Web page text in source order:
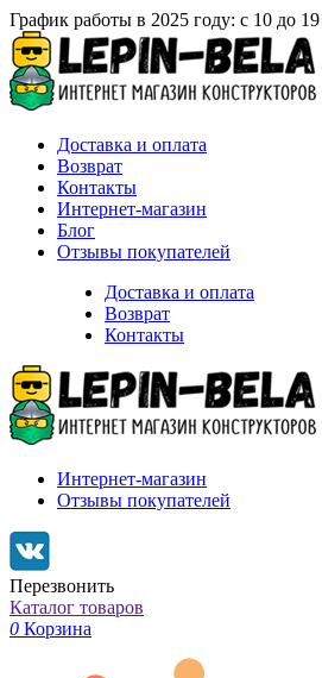
График работы в 2025 году: с 10 до 19
Доставка и оплата
Возврат
Контакты
Интернет-магазин
Блог
Отзывы покупателей
Доставка и оплата
Возврат
Контакты
Интернет-магазин
Отзывы покупателей
Перезвонить
Каталог товаров
0 Корзина